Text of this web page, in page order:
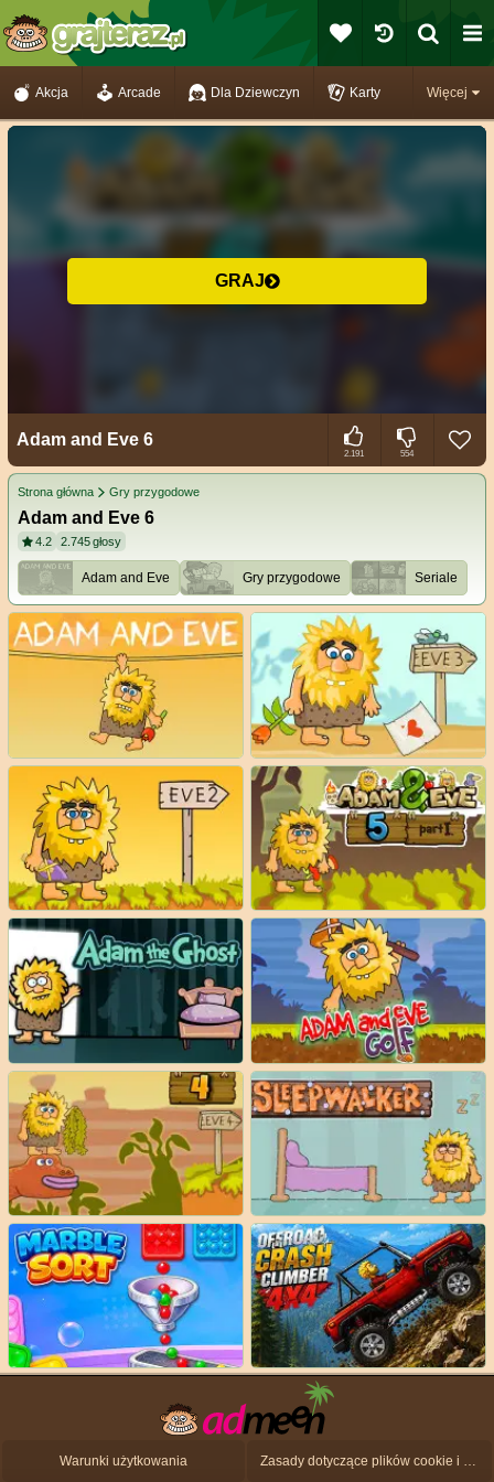
Więcej
Akcja Arcade Dla Dziewczyn Karty
GRAJ
Adam and Eve 6
2.191 554
Strona główna Gry przygodowe
Adam and Eve 6
4.2 2.745głosy
Adam and Eve Gry przygodowe Seriale
Warunki użytkowania Zasady dotyczące plików cookie i ochrony danych osobowych